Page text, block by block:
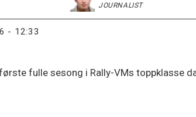
JOURNALIST
- 12:33
fulle sesong i Rally-VMs toppklasse